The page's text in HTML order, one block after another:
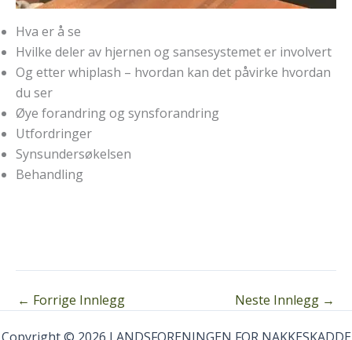
Hva er å se
Hvilke deler av hjernen og sansesystemet er involvert
Og etter whiplash – hvordan kan det påvirke hvordan
du ser
Øye forandring og synsforandring
Utfordringer
Synsundersøkelsen
Behandling
← Forrige Innlegg Neste Innlegg →